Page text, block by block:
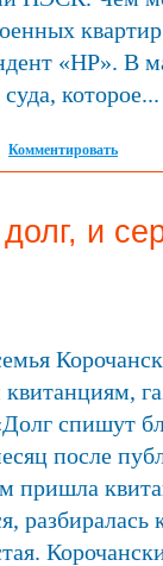
«НР». В
которое...
Комментировать
и
спишут
после
пришла